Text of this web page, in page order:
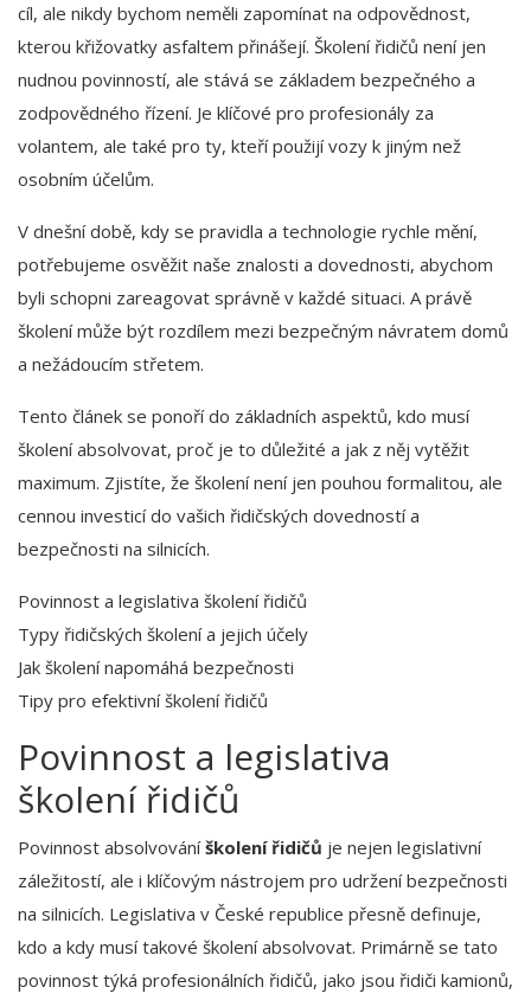
cíl, ale nikdy bychom neměli zapomínat na odpovědnost,
kterou křižovatky asfaltem přinášejí. Školení řidičů není jen
nudnou povinností, ale stává se základem bezpečného a
zodpovědného řízení. Je klíčové pro profesionály za
volantem, ale také pro ty, kteří použijí vozy k jiným než
osobním účelům.
V dnešní době, kdy se pravidla a technologie rychle mění,
potřebujeme osvěžit naše znalosti a dovednosti, abychom
byli schopni zareagovat správně v každé situaci. A právě
školení může být rozdílem mezi bezpečným návratem domů
a nežádoucím střetem.
Tento článek se ponoří do základních aspektů, kdo musí
školení absolvovat, proč je to důležité a jak z něj vytěžit
maximum. Zjistíte, že školení není jen pouhou formalitou, ale
cennou investicí do vašich řidičských dovedností a
bezpečnosti na silnicích.
Povinnost a legislativa školení řidičů
Typy řidičských školení a jejich účely
Jak školení napomáhá bezpečnosti
Tipy pro efektivní školení řidičů
Povinnost a legislativa
školení řidičů
Povinnost absolvováníškolení řidičů je nejen legislativní
záležitostí, ale i klíčovým nástrojem pro udržení bezpečnosti
na silnicích. Legislativa v České republice přesně definuje,
kdo a kdy musí takové školení absolvovat. Primárně se tato
povinnost týká profesionálních řidičů, jako jsou řidiči kamionů,